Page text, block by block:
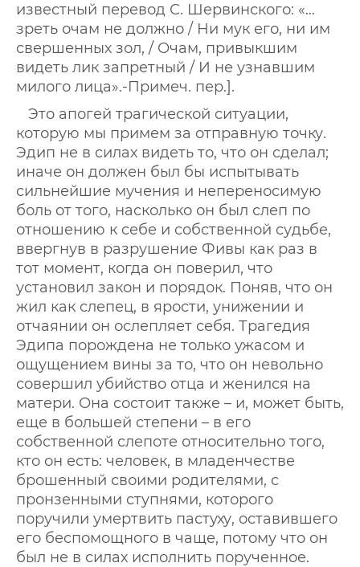
известный перевод С. Шервинского: «…
зреть очам не должно / Ни мук его, ни им
свершенных зол, / Очам, привыкшим
видеть лик запретный / И не узнавшим
милого лица».-Примеч. пер.].
Это апогей трагической ситуации,
которую мы примем за отправную точку.
Эдип не в силах видеть то, что он сделал;
иначе он должен был бы испытывать
сильнейшие мучения и непереносимую
боль от того, насколько он был слеп по
отношению к себе и собственной судьбе,
ввергнув в разрушение Фивы как раз в
тот момент, когда он поверил, что
установил закон и порядок. Поняв, что он
жил как слепец, в ярости, унижении и
отчаянии он ослепляет себя. Трагедия
Эдипа порождена не только ужасом и
ощущением вины за то, что он невольно
совершил убийство отца и женился на
матери. Она состоит также – и, может быть,
еще в большей степени – в его
собственной слепоте относительно того,
кто он есть: человек, в младенчестве
брошенный своими родителями, с
пронзенными ступнями, которого
поручили умертвить пастуху, оставившего
его беспомощного в чаще, потому что он
был не в силах исполнить порученное.